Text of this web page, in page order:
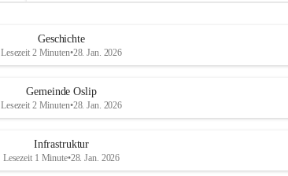
Geschichte
Lesezeit 2 Minuten•28. Jan. 2026
Gemeinde Oslip
Lesezeit 2 Minuten•28. Jan. 2026
Infrastruktur
Lesezeit 1 Minute•28. Jan. 2026